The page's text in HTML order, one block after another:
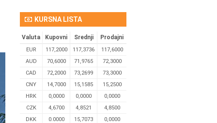
KURSNA LISTA
Valuta Kupovni Srednji Prodajni
EUR 117,2000 117,3736
117,6000
AUD
70,6000 71,9765
72,3000
CAD
72,2000 73,2699
73,3000
CNY
14,7000 15,1585
15,2500
HRK
0,0000 0,0000
0,0000
CZK
4,6700 4,8521
4,8500
DKK
0.0000 15,7073
0,0000